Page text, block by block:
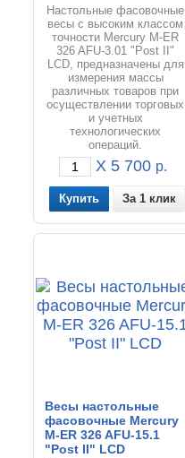
Настольные фасовочные
весы с высоким классом
точности Mercury M-ER
326 AFU-3.01 "Post II"
LCD, предназначены для
измерения массы
различных товаров при
осуществлении торговых
и учетных
технологических
операций.
X 5 700 р.
За 1 клик
Весы настольные
фасовочные Mercury
M-ER 326 AFU-15.1
"Post II" LCD